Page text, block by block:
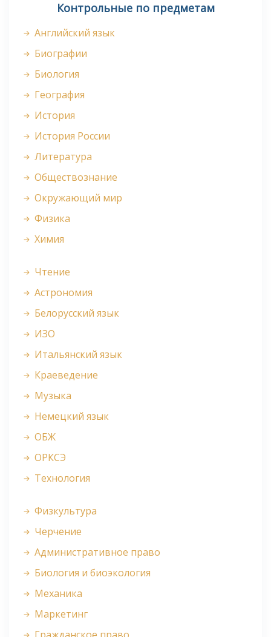
Контрольные по предметам
Английский язык
Биографии
Биология
География
История
История России
Литература
Обществознание
Окружающий мир
Физика
Химия
Чтение
Астрономия
Белорусский язык
ИЗО
Итальянский язык
Краеведение
Музыка
Немецкий язык
ОБЖ
ОРКСЭ
Технология
Физкультура
Черчение
Административное право
Биология и биоэкология
Механика
Маркетинг